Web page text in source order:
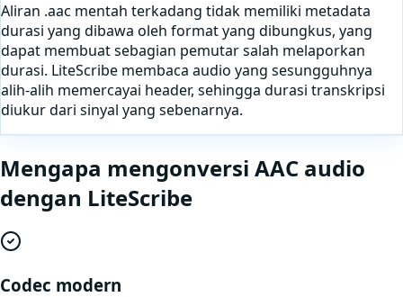
Aliran .aac mentah terkadang tidak memiliki metadata
durasi yang dibawa oleh format yang dibungkus, yang
dapat membuat sebagian pemutar salah melaporkan
durasi. LiteScribe membaca audio yang sesungguhnya
alih-alih memercayai header, sehingga durasi transkripsi
diukur dari sinyal yang sebenarnya.
Mengapa mengonversi AAC audio
dengan LiteScribe
Codec modern